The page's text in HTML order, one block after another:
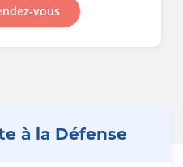
vous
à la Défense